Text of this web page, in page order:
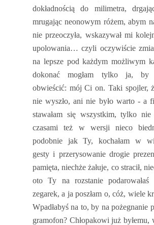
dokładnością do milimetra,
mrugając neonowym różem, abym
nie przeoczyła, wskazywał mi
upolowania… czyli oczywiście
na lepsze pod każdym możliwym
dokonać mogłam tylko ja, by
obwieścić: mój Ci on. Taki spojler,
nie wyszło, ani nie było warto - a
stawałam się wszystkim, tylko
czasami też w wersji nieco
podobnie jak Ty, kochałam w
gesty i przerysowanie drogie
pamięta, niechże żałuje, co stracił,
oto Ty na rozstanie podarowałaś
zegarek, a ja poszłam o, cóż, wiele
Wpadłabyś na to, by na pożegnanie
gramofon? Chłopakowi już byłemu,